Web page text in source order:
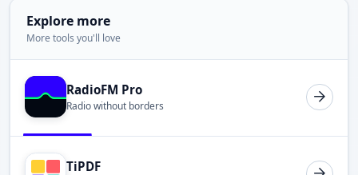
Explore more
More tools you'll love
RadioFM Pro
Radio without borders
TiPDF